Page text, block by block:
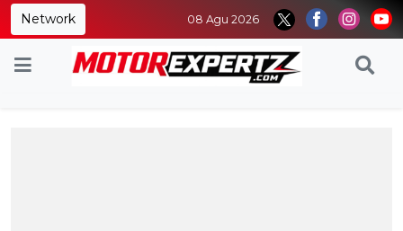
Network 08 Agu 2026